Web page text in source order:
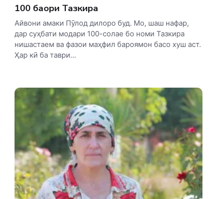
100 баҳори Тазкира
Айвони амаки Пӯлод дилоро буд. Мо, шаш нафар,
дар суҳбати модари 100-солае бо номи Тазкира
нишастаем ва фазои маҳфил бароямон басо хуш аст.
Ҳар кӣ ба таври...